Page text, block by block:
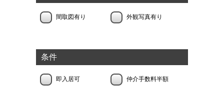
間取図有り 外観写真有り
条件
即入居可 仲介手数料半額